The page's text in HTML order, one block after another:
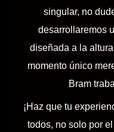
singular, no
desarrollaremos
diseñada a la
momento único
Bram
¡Haz que tu
todos, no solo por